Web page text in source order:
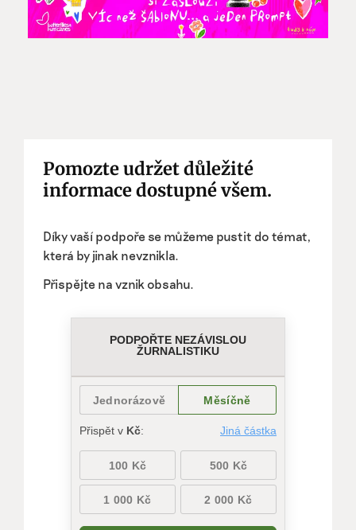
Pomozte udržet důležité
informace dostupné všem.
Díky vaší podpoře se můžeme pustit do témat,
která by jinak nevznikla.
Přispějte na vznik obsahu.